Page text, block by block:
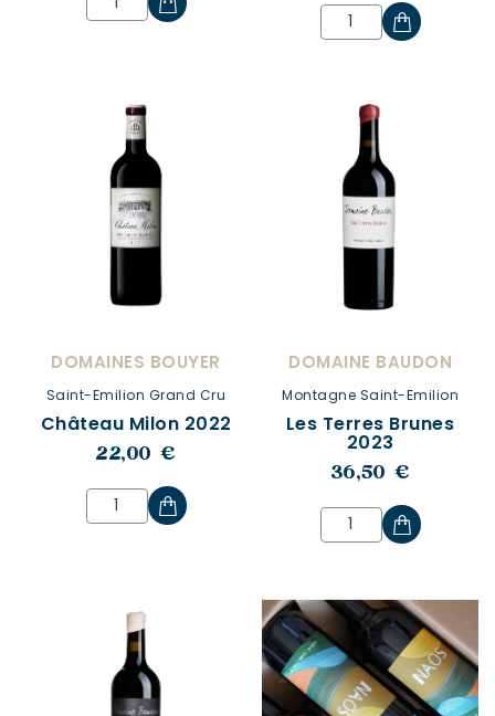
DOMAINES BOUYER
Saint-Emilion Grand Cru
Château Milon 2022
22,00 €
DOMAINE BAUDON
Montagne Saint-Emilion
Les Terres Brunes
2023
36,50 €